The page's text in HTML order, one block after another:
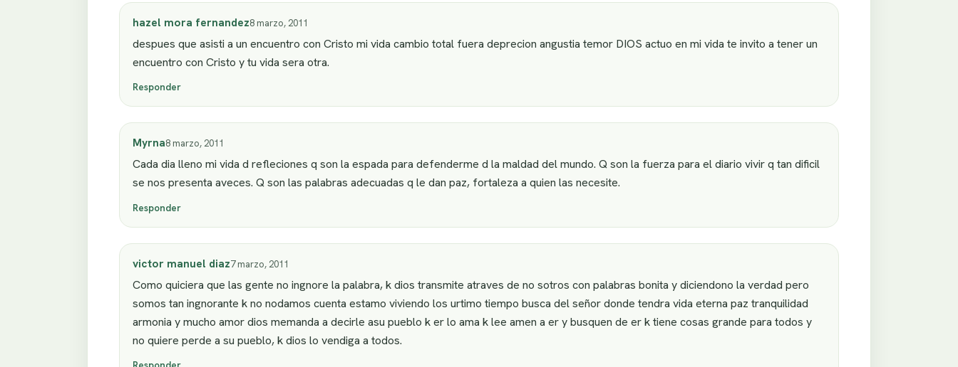
hazel mora fernandez8 marzo, 2011
despues que asisti a un encuentro con Cristo mi vida cambio total fuera deprecion angustia temor DIOS actuo en mi vida te invito a tener un
encuentro con Cristo y tu vida sera otra.
Responder
Myrna8 marzo, 2011
Cada dia lleno mi vida d refleciones q son la espada para defenderme d la maldad del mundo. Q son la fuerza para el diario vivir q tan dificil
se nos presenta aveces. Q son las palabras adecuadas q le dan paz, fortaleza a quien las necesite.
Responder
victor manuel diaz7 marzo, 2011
Como quiciera que las gente no ingnore la palabra, k dios transmite atraves de no sotros con palabras bonita y diciendono la verdad pero
somos tan ingnorante k no nodamos cuenta estamo viviendo los urtimo tiempo busca del señor donde tendra vida eterna paz tranquilidad
armonia y mucho amor dios memanda a decirle asu pueblo k er lo ama k lee amen a er y busquen de er k tiene cosas grande para todos y
no quiere perde a su pueblo, k dios lo vendiga a todos.